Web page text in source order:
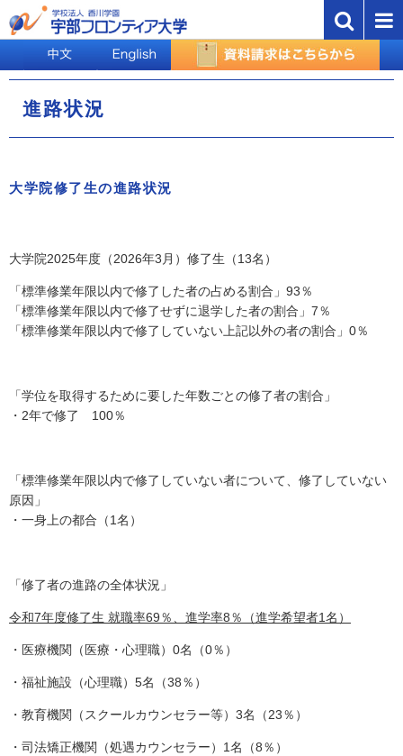
進路状況
大学院修了生の進路状況
大学院2025年度（2026年3月）修了生（13名）
「標準修業年限以内で修了した者の占める割合」93％
「標準修業年限以内で修了せずに退学した者の割合」7％
「標準修業年限以内で修了していない上記以外の者の割合」0％
「学位を取得するために要した年数ごとの修了者の割合」
・2年で修了 100％
「標準修業年限以内で修了していない者について、修了していない
原因」
・一身上の都合（1名）
「修了者の進路の全体状況」
令和7年度修了生 就職率69％、進学率8％（進学希望者1名）
・医療機関（医療・心理職）0名（0％）
・福祉施設（心理職）5名（38％）
・教育機関（スクールカウンセラー等）3名（23％）
・司法矯正機関（処遇カウンセラー）1名（8％）